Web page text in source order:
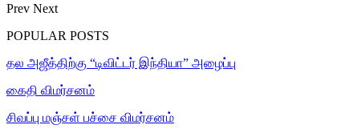
Prev Next
POPULAR POSTS
தல அஜீத்திற்கு “டிவிட்டர் இந்தியா” அழைப்பு
கைதி விமர்சனம்
சிவப்பு மஞ்சள் பச்சை விமர்சனம்